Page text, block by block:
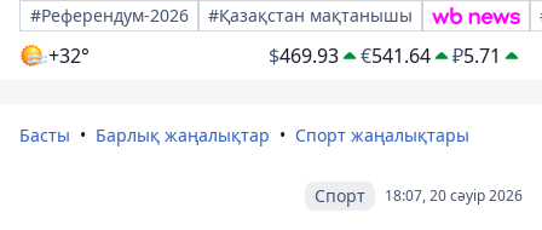
#Референдум-2026
#Қазақстан мақтанышы
+32° $469.93 €541.64 ₽5.71
Басты Барлық жаңалықтар Спорт жаңалықтары
18:07, 20 сәуір 2026
Спорт